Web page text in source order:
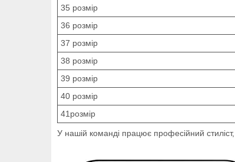
35 розмір
36 розмір
37 розмір
38 розмір
39 розмір
40 розмір
41розмір
У нашій команді працює професійний